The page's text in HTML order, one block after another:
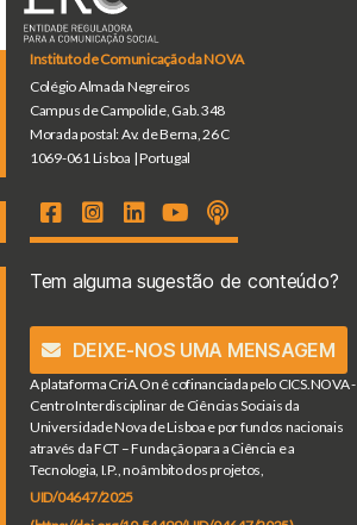
Instituto de Comunicação da NOVA
Colégio Almada Negreiros
Campus de Campolide, Gab. 348
Morada postal: Av. de Berna, 26 C
1069-061 Lisboa | Portugal
Tem alguma sugestão de conteúdo?
DEIXE-NOS UMA MENSAGEM
A plataforma CriA.On é cofinanciada pelo CICS.NOVA -
Centro Interdisciplinar de Ciências Sociais da
Universidade Nova de Lisboa e por fundos nacionais
através da FCT – Fundação para a Ciência e a
Tecnologia, I.P., no âmbito dos projetos,
UID/04647/2025